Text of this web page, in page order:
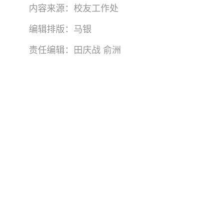
内容来源：校友工作处
编辑排版：马银
责任编辑：田庆战 俞洲